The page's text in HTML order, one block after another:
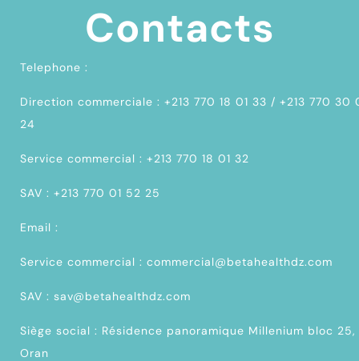
Contacts
Telephone :
Direction commerciale : +213 770 18 01 33 / +213 770 30
24
Service commercial : +213 770 18 01 32
SAV : +213 770 01 52 25
Email :
Service commercial : commercial@betahealthdz.com
SAV : sav@betahealthdz.com
Siège social : Résidence panoramique Millenium bloc 25,
Oran